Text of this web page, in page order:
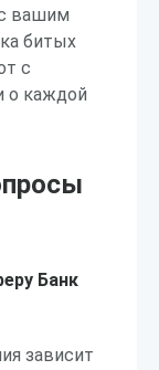
вашим
битых
с
о каждой
Банк
зависит